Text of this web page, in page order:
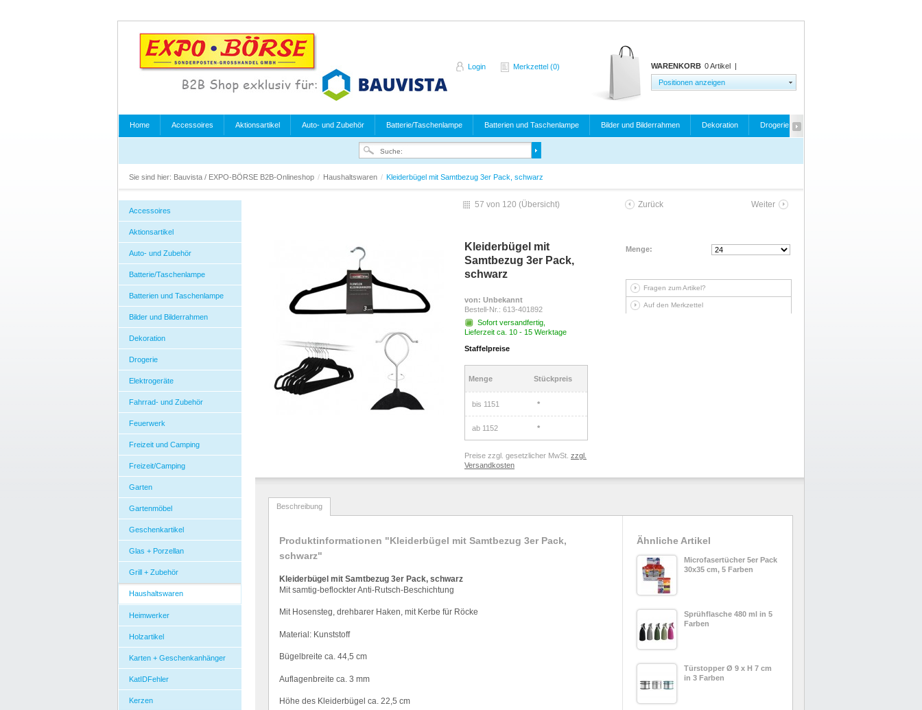
Login Merkzettel (0) WARENKORB 0 Artikel |
Positionen anzeigen
Home Accessoires Aktionsartikel Auto- und Zubehör Batterie/Taschenlampe Batterien und Taschenlampe Bilder und Bilderrahmen Dekoration Drogerie
Sie sind hier: Bauvista / EXPO-BÖRSE B2B-Onlineshop / Haushaltswaren / Kleiderbügel mit Samtbezug 3er Pack, schwarz
Accessoires
Aktionsartikel
Auto- und Zubehör
Batterie/Taschenlampe
Batterien und Taschenlampe
Bilder und Bilderrahmen
Dekoration
Drogerie
Elektrogeräte
Fahrrad- und Zubehör
Feuerwerk
Freizeit und Camping
Freizeit/Camping
Garten
Gartenmöbel
Geschenkartikel
Glas + Porzellan
Grill + Zubehör
Haushaltswaren
Heimwerker
Holzartikel
Karten + Geschenkanhänger
KatIDFehler
Kerzen
57 von 120 (Übersicht) Zurück Weiter
Kleiderbügel mit
Samtbezug 3er Pack,
schwarz
von: Unbekannt
Bestell-Nr.: 613-401892
Sofort versandfertig,
Lieferzeit ca. 10 - 15 Werktage
Staffelpreise
Menge Stückpreis
bis 1151 *
ab 1152 *
Preise zzgl. gesetzlicher MwSt. zzgl.
Versandkosten
Menge:
Fragen zum Artikel?
Auf den Merkzettel
Beschreibung
Produktinformationen "Kleiderbügel mit Samtbezug 3er Pack,
schwarz"
Kleiderbügel mit Samtbezug 3er Pack, schwarz
Mit samtig-beflockter Anti-Rutsch-Beschichtung
Mit Hosensteg, drehbarer Haken, mit Kerbe für Röcke
Material: Kunststoff
Bügelbreite ca. 44,5 cm
Auflagenbreite ca. 3 mm
Höhe des Kleiderbügel ca. 22,5 cm
Ähnliche Artikel
Microfasertücher 5er Pack
30x35 cm, 5 Farben
Sprühflasche 480 ml in 5
Farben
Türstopper Ø 9 x H 7 cm
in 3 Farben